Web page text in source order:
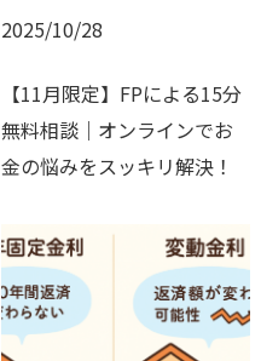
2025/10/28
【11月限定】FPによる15分
無料相談｜オンラインでお
金の悩みをスッキリ解決！